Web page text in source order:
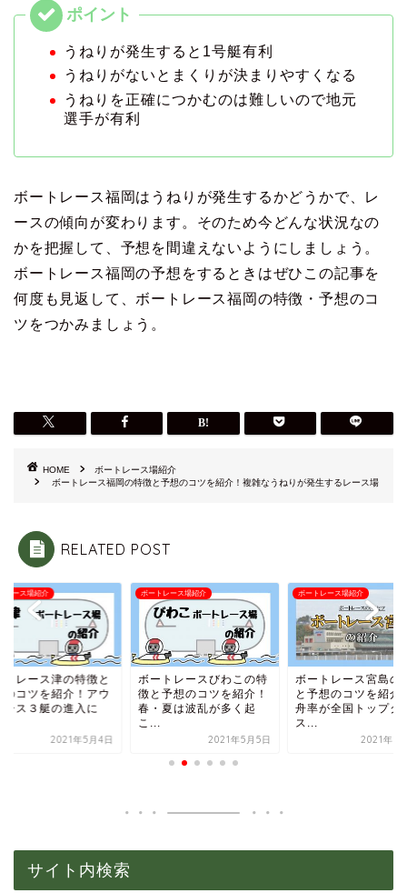
うねりが発生すると1号艇有利
うねりがないとまくりが決まりやすくなる
うねりを正確につかむのは難しいので地元
選手が有利
ボートレース福岡はうねりが発生するかどうかで、レ
ースの傾向が変わります。そのため今どんな状況なの
かを把握して、予想を間違えないようにしましょう。
ボートレース福岡の予想をするときはぜひこの記事を
何度も見返して、ボートレース福岡の特徴・予想のコ
ツをつかみましょう。
HOME
ボートレース場紹介
ボートレース福岡の特徴と予想のコツを紹介！複雑なうねりが発生するレース場
RELATED POST
レース場紹介
トレース津の特徴と
のコツを紹介！アウ
ース３艇の進入に
2021年5月4日
ボートレース場紹介
ボートレースびわこの特
徴と予想のコツを紹介！
春・夏は波乱が多く起
こ...
2021年5月5日
ボートレース場紹介
ボートレース宮島の
と予想のコツを紹介
舟率が全国トップク
ス...
2021年6
サイト内検索